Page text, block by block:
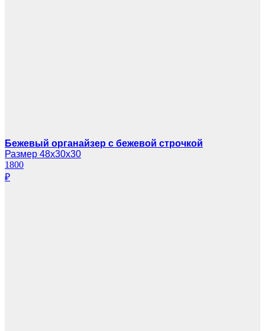
Бежевый органайзер с бежевой строчкой
Размер 48х30х30
1800
₽